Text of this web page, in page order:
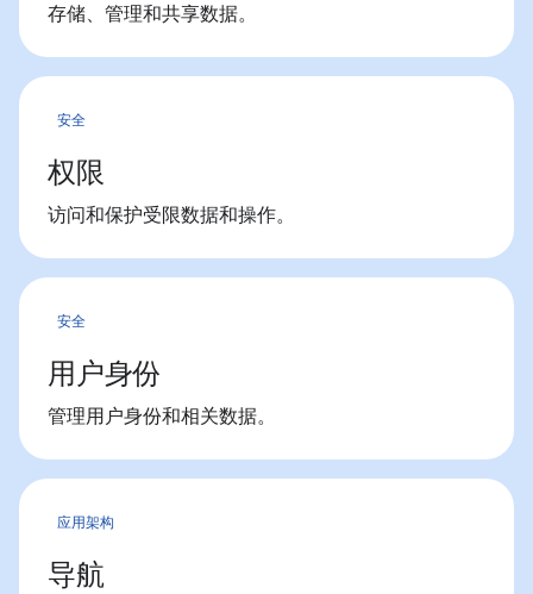
存储、管理和共享数据。
安全
权限
访问和保护受限数据和操作。
安全
用户身份
管理用户身份和相关数据。
应用架构
导航